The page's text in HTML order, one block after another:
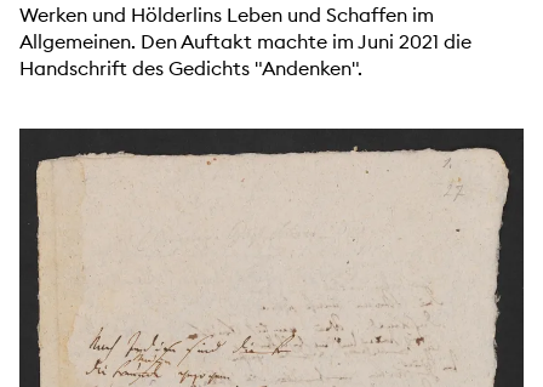
Werken und Hölderlins Leben und Schaffen im
Allgemeinen. Den Auftakt machte im Juni 2021 die
Handschrift des Gedichts "Andenken".